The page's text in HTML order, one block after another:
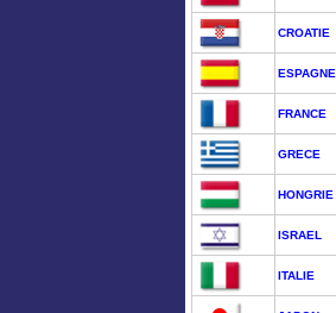
CROATIE
ESPAGNE
FRANCE
GRECE
HONGRIE
ISRAEL
ITALIE